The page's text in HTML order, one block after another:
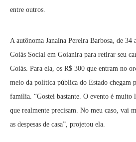
entre outros.
A autônoma Janaína Pereira Barbosa, de 34
Goiás Social em Goianira para retirar seu
Goiás. Para ela, os R$ 300 que entram no
meio da política pública do Estado chegam
família. “Gostei bastante. O evento é muito
que realmente precisam. No meu caso, vai
as despesas de casa”, projetou ela.